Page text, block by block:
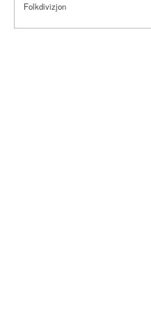
Folkdivizjon